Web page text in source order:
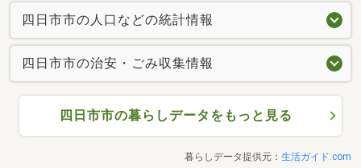
四日市市の人口などの統計情報
四日市市の治安・ごみ収集情報
四日市市の暮らしデータをもっと見る
暮らしデータ提供元： 生活ガイド.com